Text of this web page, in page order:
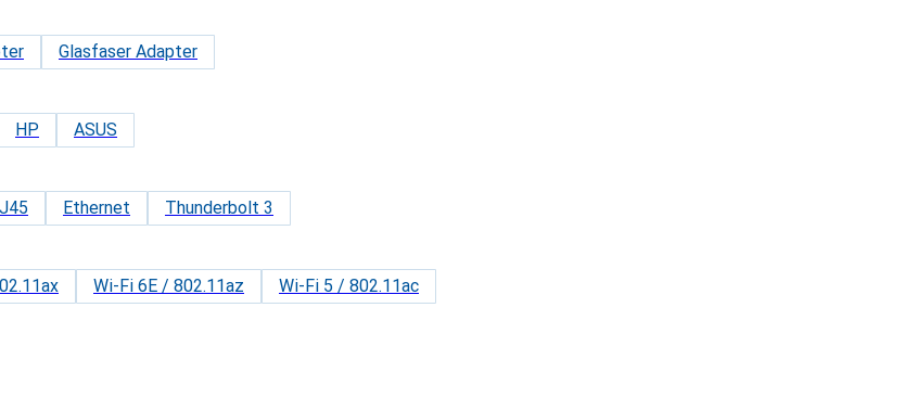
Glasfaser Adapter
HP ASUS
Ethernet Thunderbolt 3
Wi-Fi 6E / 802.11az Wi-Fi 5 / 802.11ac